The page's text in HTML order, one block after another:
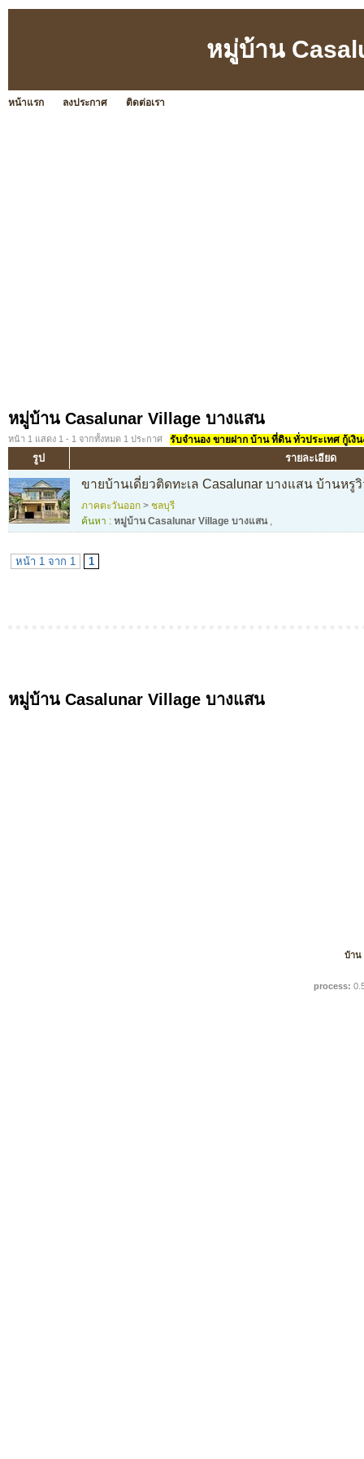
หมู่บ้าน
หน้าแรก ลงประกาศ ติดต่อเรา
หมู่บ้าน Casalunar Village บางแสน
หน้า 1 แสดง 1 - 1 จากทั้งหมด 1 ประกาศ รับจำนอง ขายฝาก บ้าน ที่ดิน ทั่วประเทศ กู้เงิ
รูป รายละเอียด
ขายบ้านเดี่ยวติดทะเล Casalunar บางแสน บ้านหรู
ภาคตะวันออก > ชลบุรี
ค้นหา : หมู่บ้าน Casalunar Village บางแสน,
หน้า 1 จาก 1 1
หมู่บ้าน Casalunar Village บางแสน
บ้าน
process: